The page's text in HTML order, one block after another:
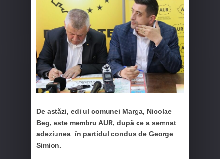
De astăzi, edilul comunei Marga, Nicolae
Beg, este membru AUR, după ce a semnat
adeziunea în partidul condus de George
Simion.